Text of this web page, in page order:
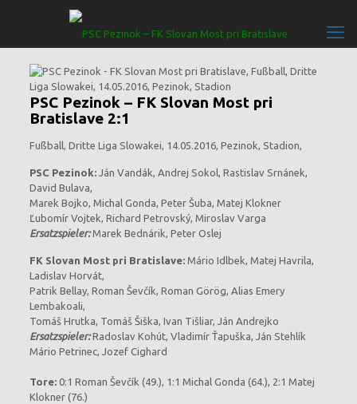
PSC Pezinok – FK Slovan Most pri
Bratislave 2:1
Fußball, Dritte Liga Slowakei, 14.05.2016, Pezinok, Stadion,
PSC Pezinok:Ján Vandák, Andrej Sokol, Rastislav Srnánek,
David Bulava,
Marek Bojko, Michal Gonda, Peter Šuba, Matej Klokner
Ľubomír Vojtek, Richard Petrovský, Miroslav Varga
Ersatzspieler:Marek Bednárik, Peter Oslej
FK Slovan Most pri Bratislave:Mário Idlbek, Matej Havrila,
Ladislav Horvát,
Patrik Bellay, Roman Ševčík, Roman Görög, Alias Emery
Lembakoali,
Tomáš Hrutka, Tomáš Šiška, Ivan Tišliar, Ján Andrejko
Ersatzspieler:Radoslav Kohút, Vladimír Ťapuška, Ján Stehlík
Mário Petrinec, Jozef Cighard
Tore:0:1 Roman Ševčík (49.), 1:1 Michal Gonda (64.), 2:1 Matej
Klokner (76.)